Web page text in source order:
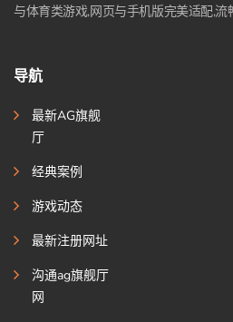
与体育类游戏,网页与手机版完美适配,流
导航
最新AG旗舰
厅
经典案例
游戏动态
最新注册网址
沟通ag旗舰厅
网